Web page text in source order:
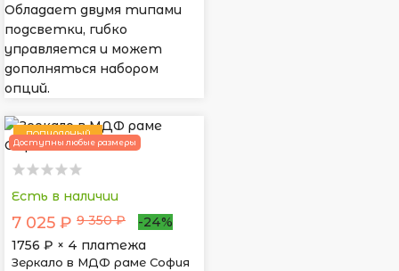
Обладает двумя типами
подсветки, гибко
управляется и может
дополняться набором
опций.
ПОПУЛЯРНЫЙ
Доступны любые размеры
Есть в наличии
7 025 ₽ 9 350 ₽
-24%
1756 ₽ × 4 платежа
Зеркало в МДФ раме София